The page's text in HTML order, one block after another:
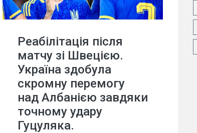
Реабілітація після
матчу зі Швецією.
Україна здобула
скромну перемогу
над Албанією завдяки
точному удару
Гуцуляка.